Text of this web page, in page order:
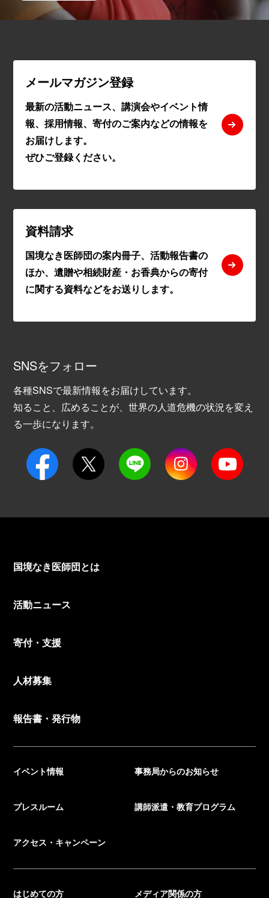
メールマガジン登録
最新の活動ニュース、講演会やイベント情
報、採用情報、寄付のご案内などの情報を
お届けします。
ぜひご登録ください。
資料請求
国境なき医師団の案内冊子、活動報告書の
ほか、遺贈や相続財産・お香典からの寄付
に関する資料などをお送りします。
SNSをフォロー
各種SNSで最新情報をお届けしています。
知ること、広めることが、世界の人道危機の状況を変え
る一歩になります。
国境なき医師団とは
活動ニュース
寄付・支援
人材募集
報告書・発行物
イベント情報 事務局からのお知らせ
プレスルーム 講師派遣・教育プログラム
アクセス・キャンペーン
はじめての方 メディア関係の方